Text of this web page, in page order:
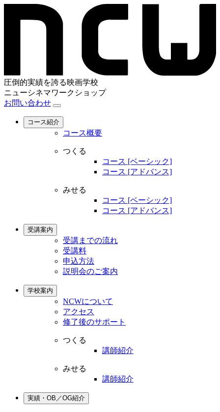
圧倒的実績を誇る映画学校
ニューシネマワークショップ
お問い合わせ
コース紹介
コース概要
つくる
コース [ベーシック]
コース [アドバンス]
みせる
コース [ベーシック]
コース [アドバンス]
受講案内
受講までの流れ
受講料
申込方法
説明会のご案内
学校案内
NCWについて
アクセス
修了後のサポート
つくる
講師紹介
みせる
講師紹介
実績・OB／OG紹介